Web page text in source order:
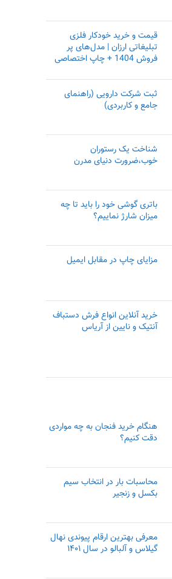
قیمت و خرید خودکار فلزی
تبلیغاتی ارزان | مدل‌‌های پر
فروش 1404 + چاپ اختصاصی
ثبت شرکت دارویی (راهنمای
جامع و کاربردی)
شناخت یک رستوران
خوب،ضرورت دنیای مدرن
باتری گوشی خود را باید تا چه
میزان شارژ نماییم؟
مزایای چاپ در مقابل ایمیل
خرید آنلاین انواع فرش دستباف
آنتیک و نایین از آریاس
هنگام خرید فنجان به چه مواردی
دقت کنیم؟
محاسبات بار در انتخاب سیم
بکسل و زنجیر
معرفی بهترین ارقام پیوندی نهال
گیلاس و آلبالو در سال ۱۴۰۱